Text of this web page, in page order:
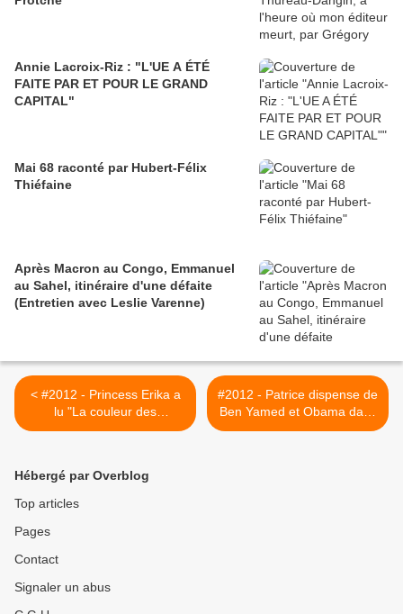
Annie Lacroix-Riz : "L'UE A ÉTÉ
FAITE PAR ET POUR LE GRAND
CAPITAL"
Mai 68 raconté par Hubert-Félix
Thiéfaine
Après Macron au Congo, Emmanuel
au Sahel, itinéraire d'une défaite
(Entretien avec Leslie Varenne)
< #2012 - Princess Erika a
lu "La couleur des
sentiments" - 28/11
#2012 - Patrice dispense de
Ben Yamed et Obama dans
Jeune Afrique - fin octobre
Hébergé par Overblog
Top articles
Pages
Contact
Signaler un abus